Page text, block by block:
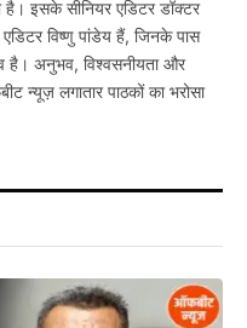
है। इसके सीनियर एडिटर डॉक्टर
विष्णु पांडेय हैं, जिनके पास
है। अनुभव, विश्वसनीयता और
न्यूज़ लगातार पाठकों का भरोसा